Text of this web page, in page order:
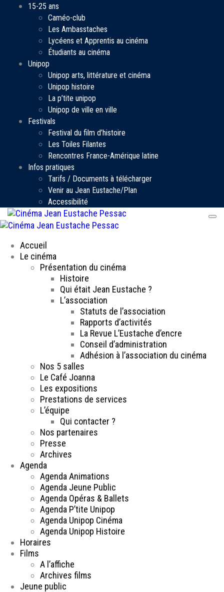
15-25 ans
Caméo-club
Les Ambasstaches
Lycéens et Apprentis au cinéma
Étudiants au cinéma
Unipop
Unipop arts, littérature et cinéma
Unipop histoire
La p’tite unipop
Unipop de ville en ville
Festivals
Festival du film d’histoire
Les Toiles Filantes
Rencontres France-Amérique latine
Infos pratiques
Tarifs / Documents à télécharger
Venir au Jean Eustache/Plan
Accessibilité
Accueil
Le cinéma
Présentation du cinéma
Histoire
Qui était Jean Eustache ?
L’association
Statuts de l’association
Rapports d’activités
La Revue L’Eustache d’encre
Conseil d’administration
Adhésion à l’association du cinéma
Nos 5 salles
Le Café Joanna
Les expositions
Prestations de services
L’équipe
Qui contacter ?
Nos partenaires
Presse
Archives
Agenda
Agenda Animations
Agenda Jeune Public
Agenda Opéras & Ballets
Agenda P’tite Unipop
Agenda Unipop Cinéma
Agenda Unipop Histoire
Horaires
Films
A l’affiche
Archives films
Jeune public